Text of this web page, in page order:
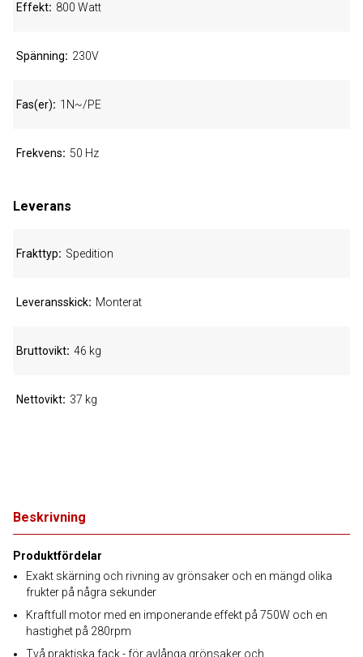
Beskrivning
Produktfördelar
Exakt skärning och rivning av grönsaker och en mängd olika
frukter på några sekunder
Kraftfull motor med en imponerande effekt på 750W och en
hastighet på 280rpm
Två praktiska fack - för avlånga grönsaker och
Effekt 800 Watt
Spänning 230V
Fas(er) 1N~/PE
Frekvens 50 Hz
Leverans
Frakttyp Spedition
Leveransskick Monterat
Bruttovikt 46 kg
Nettovikt 37 kg